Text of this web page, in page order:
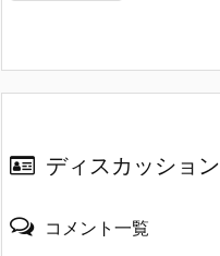
ディスカッション
コメント一覧